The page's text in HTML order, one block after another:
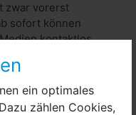
ein optimales
zählen Cookies,
zwar vorerst
sofort können
kontaktlos